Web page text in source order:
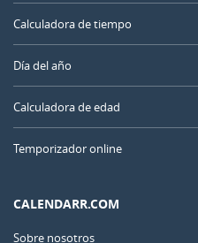
Calculadora de tiempo
Día del año
Calculadora de edad
Temporizador online
CALENDARR.COM
Sobre nosotros